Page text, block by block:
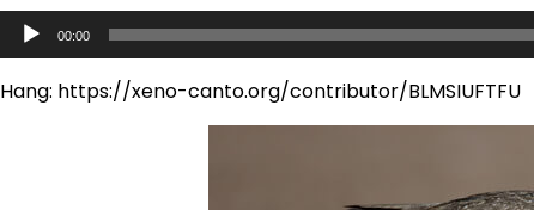
Audió
lejátszó
00:00
Hang: https://xeno-canto.org/contributor/BLMSIUFTFU